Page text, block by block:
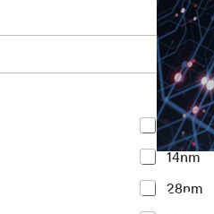
Y
o
u
r
I
n
<7nm
14nm
28nm